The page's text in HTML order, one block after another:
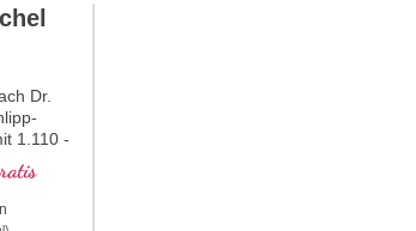
von 5 von 5 Sternen
Dr.
1.110 -
an